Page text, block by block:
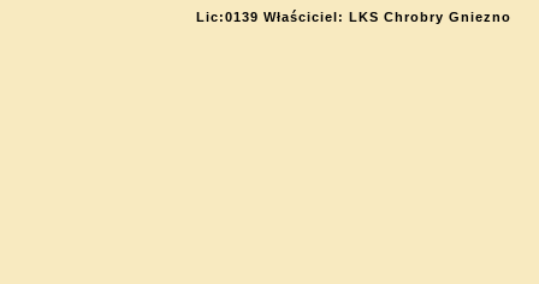
Lic:0139 Właściciel: LKS Chrobry Gniezno